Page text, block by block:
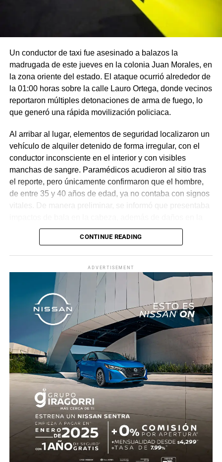
Un conductor de taxi fue asesinado a balazos la
madrugada de este jueves en la colonia Juan Morales, en
la zona oriente del estado. El ataque ocurrió alrededor de
la 01:00 horas sobre la calle Lauro Ortega, donde vecinos
reportaron múltiples detonaciones de arma de fuego, lo
que generó una rápida movilización policiaca.
Al arribar al lugar, elementos de seguridad localizaron un
vehículo de alquiler detenido de forma irregular, con el
conductor inconsciente en el interior y con visibles
manchas de sangre. Paramédicos acudieron al sitio tras
el reporte, pero únicamente confirmaron que el hombre,
de entre 35 y 40 años de edad, ya no contaba con signos
vitales. De manera preliminar, se informó que presentaba
puerta del lado del conductor.
realizaron las diligencias correspondientes y el
levantamiento del cuerpo. Hasta el momento no se
cuenta con información sobre los agresores, y el cadáver
fue trasladado al Servicio Médico Forense en espera de
ser identificado, en tanto continúan las investigaciones.
CONTINUE READING
ADVERTISEMENT